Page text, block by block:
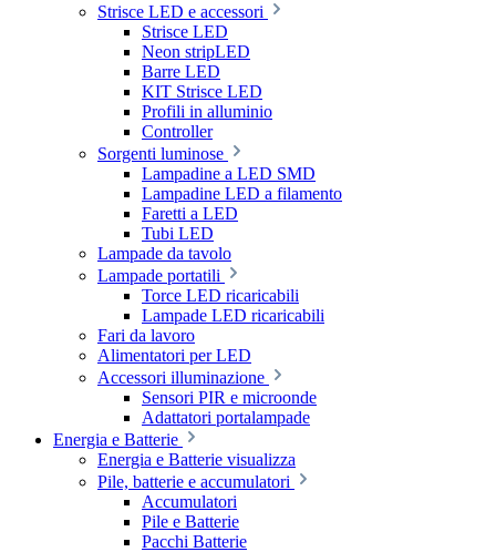
Strisce LED e accessori
Strisce LED
Neon stripLED
Barre LED
KIT Strisce LED
Profili in alluminio
Controller
Sorgenti luminose
Lampadine a LED SMD
Lampadine LED a filamento
Faretti a LED
Tubi LED
Lampade da tavolo
Lampade portatili
Torce LED ricaricabili
Lampade LED ricaricabili
Fari da lavoro
Alimentatori per LED
Accessori illuminazione
Sensori PIR e microonde
Adattatori portalampade
Energia e Batterie
Energia e Batterie visualizza
Pile, batterie e accumulatori
Accumulatori
Pile e Batterie
Pacchi Batterie